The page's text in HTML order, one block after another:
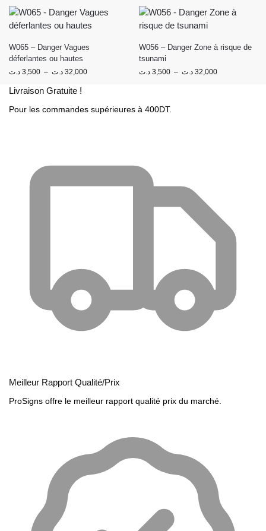
W065 – Danger Vagues
déferlantes ou hautes
3,500 د.ت – 32,000 د.ت
W056 – Danger Zone à risque de
tsunami
3,500 د.ت – 32,000 د.ت
Livraison Gratuite !
Pour les commandes supérieures à 400DT.
Meilleur Rapport Qualité/Prix
ProSigns offre le meilleur rapport qualité prix du marché.